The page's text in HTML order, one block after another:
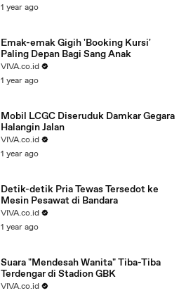
1 year ago
Emak-emak Gigih 'Booking Kursi'
Paling Depan Bagi Sang Anak
VIVA.co.id
1 year ago
Mobil LCGC Diseruduk Damkar Gegara
Halangin Jalan
VIVA.co.id
1 year ago
Detik-detik Pria Tewas Tersedot ke
Mesin Pesawat di Bandara
VIVA.co.id
1 year ago
Suara "Mendesah Wanita" Tiba-Tiba
Terdengar di Stadion GBK
VIVA.co.id